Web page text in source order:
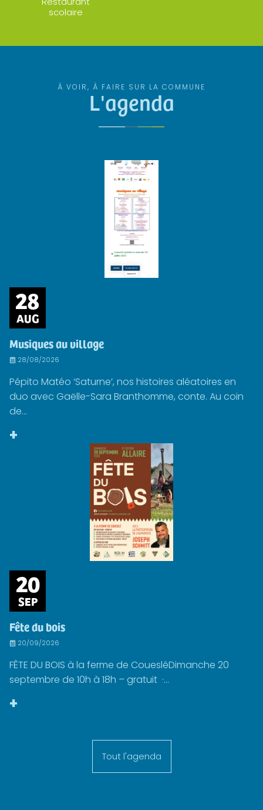
scolaire
À VOIR, À FAIRE SUR LA COMMUNE
L'agenda
28
AUG
Musiques au village
28/08/2026
Pépito Matéo ‘Saturne’, nos histoires aléatoires en
duo avec Gaëlle-Sara Branthomme, conte. Au coin
de...
+
20
SEP
Fête du bois
20/09/2026
FÊTE DU BOIS à la ferme de CouesléDimanche 20
septembre de 10h à 18h – gratuit ·...
+
Tout l'agenda